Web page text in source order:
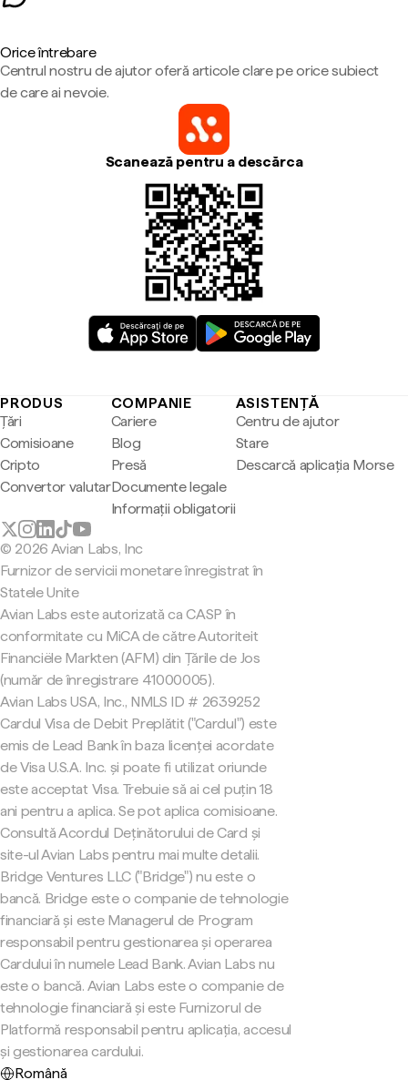
Orice întrebare
Centrul nostru de ajutor oferă articole clare pe orice subiect
de care ai nevoie.
Scanează pentru a descărca
PRODUS
Țări
Comisioane
Cripto
Convertor valutar
COMPANIE
Cariere
Blog
Presă
Documente legale
Informații obligatorii
ASISTENȚĂ
Centru de ajutor
Stare
Descarcă aplicația Morse
© 2026 Avian Labs, Inc
Furnizor de servicii monetare înregistrat în
Statele Unite
Avian Labs este autorizată ca CASP în
conformitate cu MiCA de către Autoriteit
Financiële Markten (AFM) din Țările de Jos
(număr de înregistrare 41000005).
Avian Labs USA, Inc., NMLS ID # 2639252
Cardul Visa de Debit Preplătit ("Cardul") este
emis de Lead Bank în baza licenței acordate
de Visa U.S.A. Inc. și poate fi utilizat oriunde
este acceptat Visa. Trebuie să ai cel puțin 18
ani pentru a aplica. Se pot aplica comisioane.
Consultă Acordul Deținătorului de Card și
site-ul Avian Labs pentru mai multe detalii.
Bridge Ventures LLC ("Bridge") nu este o
bancă. Bridge este o companie de tehnologie
financiară și este Managerul de Program
responsabil pentru gestionarea și operarea
Cardului în numele Lead Bank. Avian Labs nu
este o bancă. Avian Labs este o companie de
tehnologie financiară și este Furnizorul de
Platformă responsabil pentru aplicația, accesul
și gestionarea cardului.
Română